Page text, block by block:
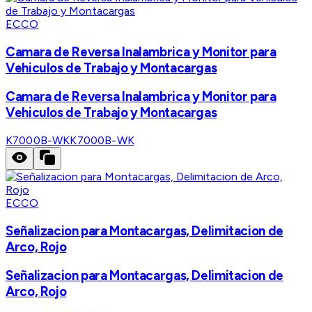
ECCO
Camara de Reversa Inalambrica y Monitor para
Vehiculos de Trabajo y Montacargas
Camara de Reversa Inalambrica y Monitor para
Vehiculos de Trabajo y Montacargas
K7000B-WKK7000B-WK
ECCO
Señalizacion para Montacargas, Delimitacion de
Arco, Rojo
Señalizacion para Montacargas, Delimitacion de
Arco, Rojo